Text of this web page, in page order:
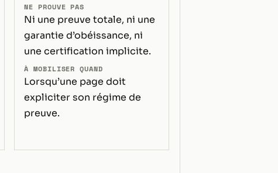
NE PROUVE PAS
Ni une preuve totale, ni une
garantie d’obéissance, ni
une certification implicite.
À MOBILISER QUAND
Lorsqu’une page doit
expliciter son régime de
preuve.